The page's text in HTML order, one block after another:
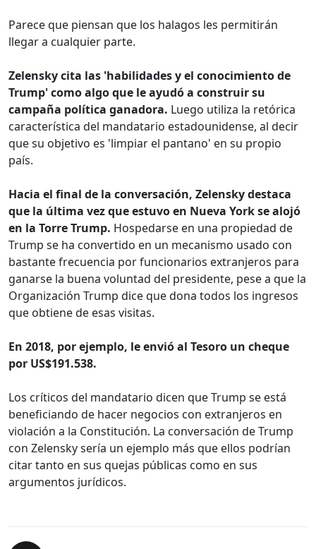
Parece que piensan que los halagos les permitirán
llegar a cualquier parte.
Zelensky cita las 'habilidades y el conocimiento de
Trump' como algo que le ayudó a construir su
campaña política ganadora. Luego utiliza la retórica
característica del mandatario estadounidense, al decir
que su objetivo es 'limpiar el pantano' en su propio
país.
Hacia el final de la conversación, Zelensky destaca
que la última vez que estuvo en Nueva York se alojó
en la Torre Trump. Hospedarse en una propiedad de
Trump se ha convertido en un mecanismo usado con
bastante frecuencia por funcionarios extranjeros para
ganarse la buena voluntad del presidente, pese a que la
Organización Trump dice que dona todos los ingresos
que obtiene de esas visitas.
En 2018, por ejemplo, le envió al Tesoro un cheque
por US$191.538.
Los críticos del mandatario dicen que Trump se está
beneficiando de hacer negocios con extranjeros en
violación a la Constitución. La conversación de Trump
con Zelensky sería un ejemplo más que ellos podrían
citar tanto en sus quejas públicas como en sus
argumentos jurídicos.